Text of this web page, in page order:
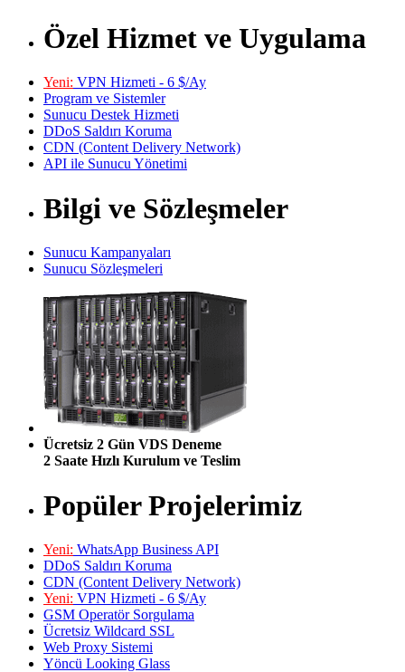
Özel Hizmet ve Uygulama
Yeni: VPN Hizmeti - 6 $/Ay
Program ve Sistemler
Sunucu Destek Hizmeti
DDoS Saldırı Koruma
CDN (Content Delivery Network)
API ile Sunucu Yönetimi
Bilgi ve Sözleşmeler
Sunucu Kampanyaları
Sunucu Sözleşmeleri
Ücretsiz 2 Gün VDS Deneme
2 Saate Hızlı Kurulum ve Teslim
Popüler Projelerimiz
Yeni: WhatsApp Business API
DDoS Saldırı Koruma
CDN (Content Delivery Network)
Yeni: VPN Hizmeti - 6 $/Ay
GSM Operatör Sorgulama
Ücretsiz Wildcard SSL
Web Proxy Sistemi
Yöncü Looking Glass